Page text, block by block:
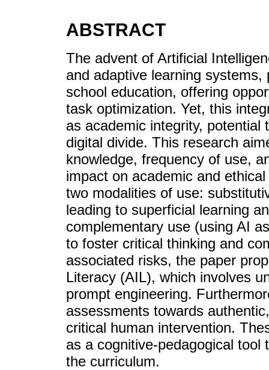
ABSTRACT
The advent of Artificial
and adaptive learning
school education, offering
task optimization. Yet, this
as academic integrity, potential
digital divide. This research
knowledge, frequency of use,
impact on academic and
two modalities of use:
leading to superficial learning
complementary use (using AI
to foster critical thinking and
associated risks, the paper
Literacy (AIL), which involves
prompt engineering.
assessments towards
critical human intervention.
as a cognitive-pedagogical
the curriculum.